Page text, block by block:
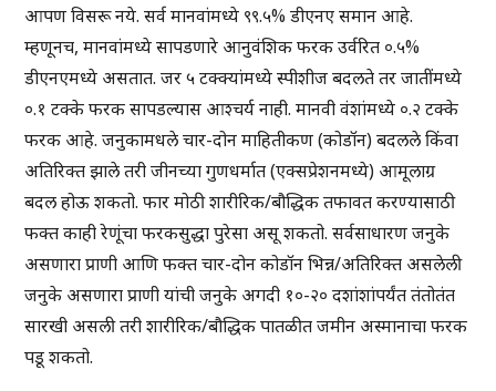
आपण विसरू नये. सर्व मानवांमध्ये ९९.५% डीएनए समान आहे.
म्हणूनच, मानवांमध्ये सापडणारे आनुवंशिक फरक उर्वरित ०.५%
डीएनएमध्ये असतात. जर ५ टक्क्यांमध्ये स्पीशीज बदलते तर जातींमध्ये
०.१ टक्के फरक सापडल्यास आश्चर्य नाही. मानवी वंशांमध्ये ०.२ टक्के
फरक आहे. जनुकामधले चार-दोन माहितीकण (कोडॉन) बदलले किंवा
अतिरिक्त झाले तरी जीनच्या गुणधर्मात (एक्सप्रेशनमध्ये) आमूलाग्र
बदल होऊ शकतो. फार मोठी शारीरिक/बौद्धिक तफावत करण्यासाठी
फक्त काही रेणूंचा फरकसुद्धा पुरेसा असू शकतो. सर्वसाधारण जनुके
असणारा प्राणी आणि फक्त चार-दोन कोडॉन भिन्न/अतिरिक्त असलेली
जनुके असणारा प्राणी यांची जनुके अगदी १०-२० दशांशांपर्यंत तंतोतंत
सारखी असली तरी शारीरिक/बौद्धिक पातळीत जमीन अस्मानाचा फरक
पडू शकतो.